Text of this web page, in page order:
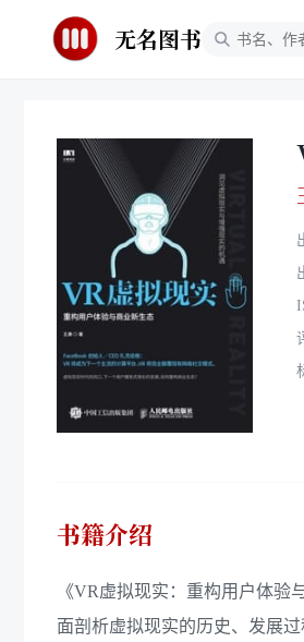
无名图书
书籍介绍
《VR虚拟现实：重构用户体
面剖析虚拟现实的历史、发展